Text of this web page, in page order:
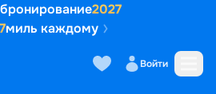
2027
миль каждому
Войти
кают Маршрут и